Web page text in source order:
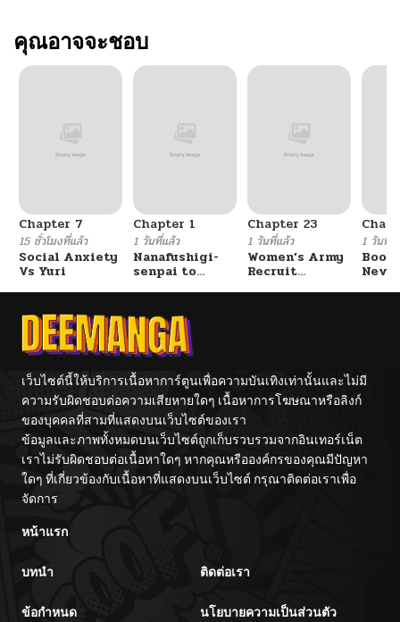
คุณอาจจะชอบ
Chapter 7
15 ชั่วโมงที่แล้ว
Social Anxiety
Vs Yuri
Chapter 1
1 วันที่แล้ว
Nanafushigi-
senpai to
Chapter 23
1 วันที่แล้ว
Women’s Army
Recruit
1 วันที่แ
เว็บไซต์นี้ให้บริการเนื้อหาการ์ตูนเพื่อความบันเทิงเท่านั้นและไม่มี
ความรับผิดชอบต่อความเสียหายใดๆ เนื้อหาการโฆษณาหรือลิงก์
ของบุคคลที่สามที่แสดงบนเว็บไซต์ของเรา
ข้อมูลและภาพทั้งหมดบนเว็บไซต์ถูกเก็บรวบรวมจากอินเทอร์เน็ต
เราไม่รับผิดชอบต่อเนื้อหาใดๆ หากคุณหรือองค์กรของคุณมีปัญหา
ใดๆ ที่เกี่ยวข้องกับเนื้อหาที่แสดงบนเว็บไซต์ กรุณาติดต่อเราเพื่อ
จัดการ
หน้าแรก
บทนำ ติดต่อเรา
ข้อกำหนด นโยบายความเป็นส่วนตัว